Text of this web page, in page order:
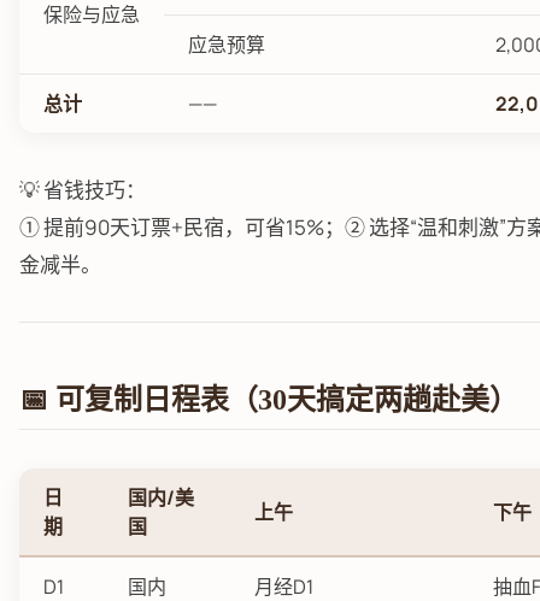
保险与应急
应急预算
总计 ——
💡 省钱技巧：
① 提前90天订票+民宿，可省15%；② 选择“温和刺激”
金减半。
📅 可复制日程表（30天搞定两趟赴美）
日
期
国内/美
国
上午 下午
D1 国内 月经D1 抽血